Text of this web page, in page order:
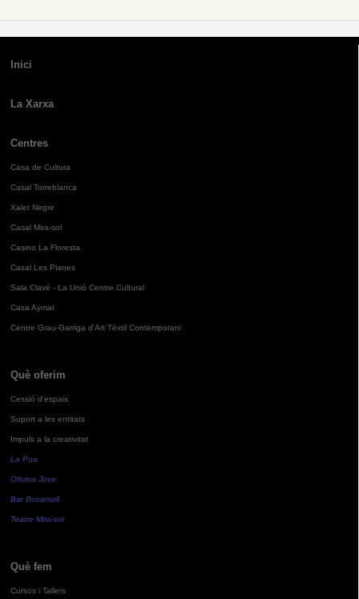
Inici
La Xarxa
Centres
Casa de Cultura
Casal Torreblanca
Xalet Negre
Casal Mira-sol
Casino La Floresta
Casal Les Planes
Sala Clavé - La Unió Centre Cultural
Casa Aymat
Centre Grau-Garriga d'Art Tèxtil Contemporani
Què oferim
Cessió d'espais
Suport a les entitats
Impuls a la creativitat
La Pua
Oficina Jove
Bar Bocamoll
Teatre Mira-sol
Què fem
Cursos i Tallers